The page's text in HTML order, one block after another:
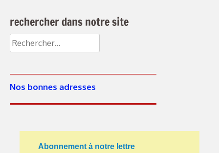
rechercher dans notre site
Rechercher :
Nos bonnes adresses
Abonnement à notre lettre